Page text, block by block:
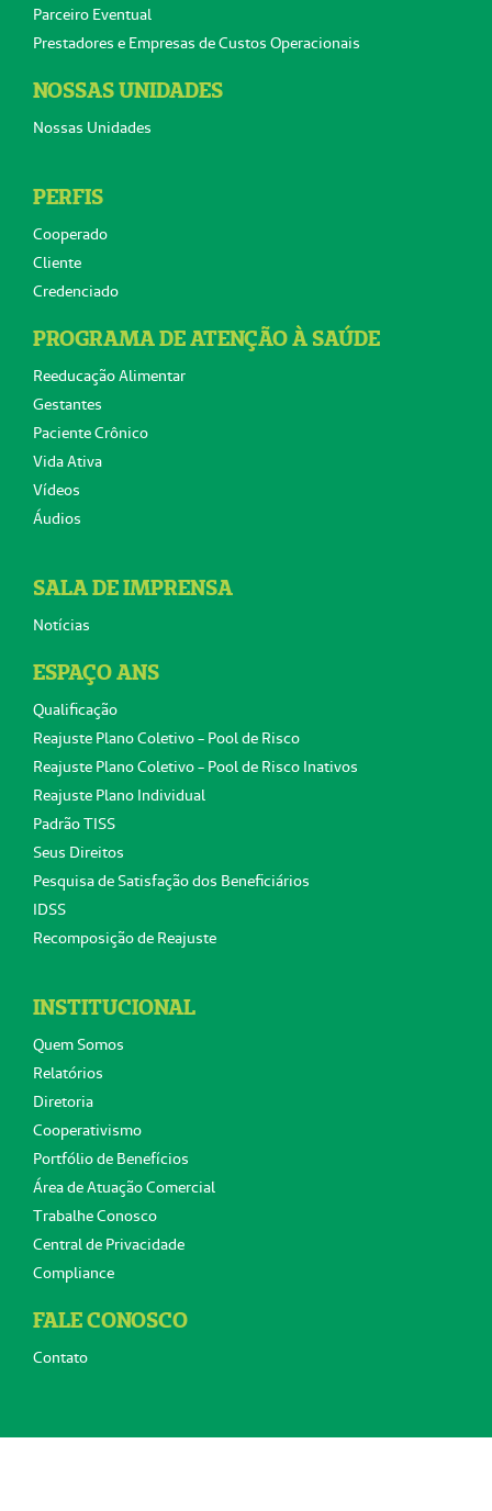
Parceiro Eventual
Prestadores e Empresas de Custos Operacionais
NOSSAS UNIDADES
Nossas Unidades
PERFIS
Cooperado
Cliente
Credenciado
PROGRAMA DE ATENÇÃO À SAÚDE
Reeducação Alimentar
Gestantes
Paciente Crônico
Vida Ativa
Vídeos
Áudios
SALA DE IMPRENSA
Notícias
ESPAÇO ANS
Qualificação
Reajuste Plano Coletivo - Pool de Risco
Reajuste Plano Coletivo - Pool de Risco Inativos
Reajuste Plano Individual
Padrão TISS
Seus Direitos
Pesquisa de Satisfação dos Beneficiários
IDSS
Recomposição de Reajuste
INSTITUCIONAL
Quem Somos
Relatórios
Diretoria
Cooperativismo
Portfólio de Benefícios
Área de Atuação Comercial
Trabalhe Conosco
Central de Privacidade
Compliance
FALE CONOSCO
Contato